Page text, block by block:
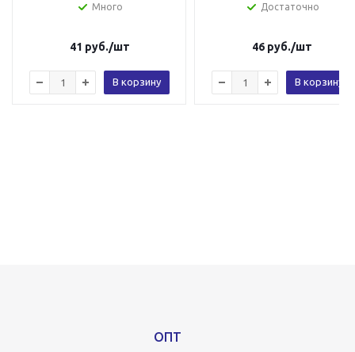
Много
41 руб./шт
В корзину
Достаточно
46руб./шт
В корзину
ОПТ